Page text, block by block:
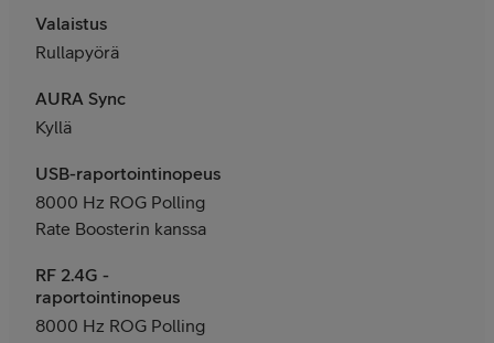
Valaistus
Rullapyörä
AURA Sync
Kyllä
USB-raportointinopeus
8000 Hz ROG Polling
Rate Boosterin kanssa
RF 2.4G -
raportointinopeus
8000 Hz ROG Polling